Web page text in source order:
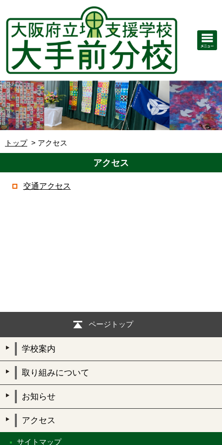
トップ アクセス
アクセス
交通アクセス
ページトップ
学校案内
取り組みについて
お知らせ
アクセス
サイトマップ